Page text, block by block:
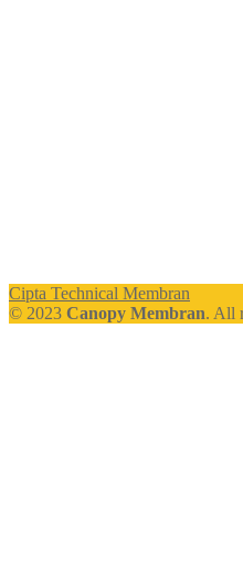
Cipta Technical Membran
© 2023 Canopy Membran. All